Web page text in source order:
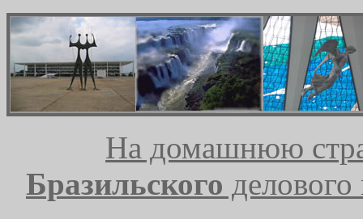
На домашнюю
Бразильского